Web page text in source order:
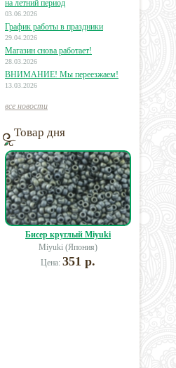
на летний период
03.06.2026
График работы в праздники
29.04.2026
Магазин снова работает!
28.03.2026
ВНИМАНИЕ! Мы переезжаем!
13.03.2026
все новости
Товар дня
Бисер круглый Miyuki
Miyuki (Япония)
Цена: 351 р.